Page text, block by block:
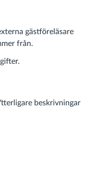
gästföreläsare
från.
beskrivningar